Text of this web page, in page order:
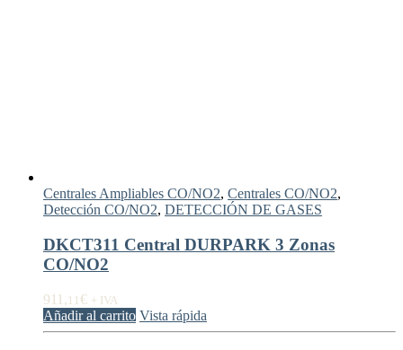
Centrales Ampliables CO/NO2, Centrales CO/NO2,
Detección CO/NO2, DETECCIÓN DE GASES
DKCT311 Central DURPARK 3 Zonas
CO/NO2
911, 11 € + IVA
Añadir al carrito Vista rápida